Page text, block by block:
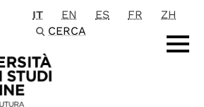
principale
IT EN ES FR
ZH
CERCA